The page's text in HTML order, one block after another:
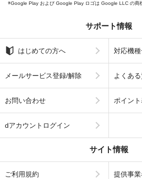
Google Play および Google Play ロゴは Google LLC の商
サポート情報
はじめての方へ 対応機
メールサービス登録/解除 よくあ
お問い合わせ ポイン
dアカウントログイン
サイト情報
ご利用規約 提供事